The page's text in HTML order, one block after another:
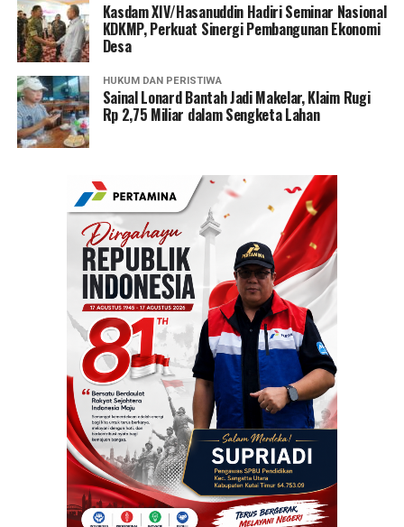
Kasdam XIV/Hasanuddin Hadiri Seminar Nasional
KDKMP, Perkuat Sinergi Pembangunan Ekonomi
Desa
HUKUM DAN PERISTIWA
Sainal Lonard Bantah Jadi Makelar, Klaim Rugi
Rp 2,75 Miliar dalam Sengketa Lahan